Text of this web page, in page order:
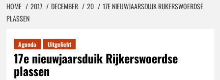
HOME 2017 DECEMBER 20
17E NIEUWJAARSDUIK RIJKERSWOERDSE
PLASSEN
Agenda Uitgelicht
17e nieuwjaarsduik Rijkerswoerdse
plassen